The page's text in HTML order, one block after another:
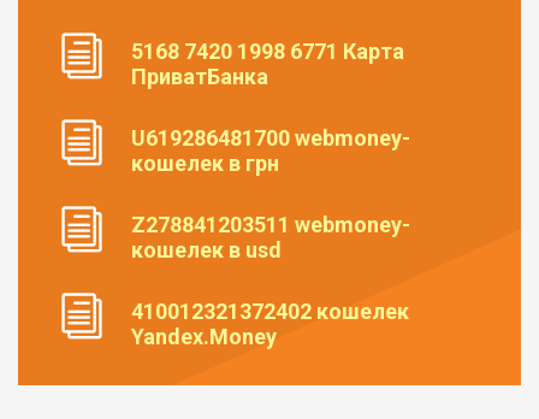
5168 7420 1998 6771 Карта
ПриватБанка
U619286481700 webmoney-
кошелек в грн
Z278841203511 webmoney-
кошелек в usd
410012321372402 кошелек
Yandex.Money